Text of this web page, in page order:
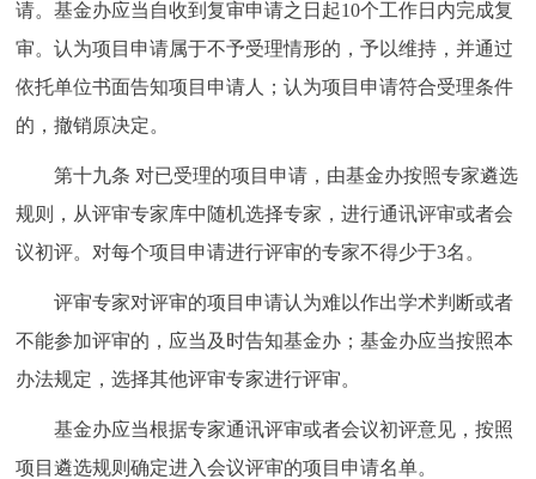
请。基金办应当自收到复审申请之日起10个工作日内完成复
审。认为项目申请属于不予受理情形的，予以维持，并通过
依托单位书面告知项目申请人；认为项目申请符合受理条件
的，撤销原决定。
第十九条 对已受理的项目申请，由基金办按照专家遴选
规则，从评审专家库中随机选择专家，进行通讯评审或者会
议初评。对每个项目申请进行评审的专家不得少于3名。
评审专家对评审的项目申请认为难以作出学术判断或者
不能参加评审的，应当及时告知基金办；基金办应当按照本
办法规定，选择其他评审专家进行评审。
基金办应当根据专家通讯评审或者会议初评意见，按照
项目遴选规则确定进入会议评审的项目申请名单。